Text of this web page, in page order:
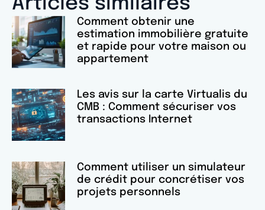
Comment obtenir une
estimation immobilière gratuite
et rapide pour votre maison ou
appartement
Les avis sur la carte Virtualis du
CMB : Comment sécuriser vos
transactions Internet
Comment utiliser un simulateur
de crédit pour concrétiser vos
projets personnels